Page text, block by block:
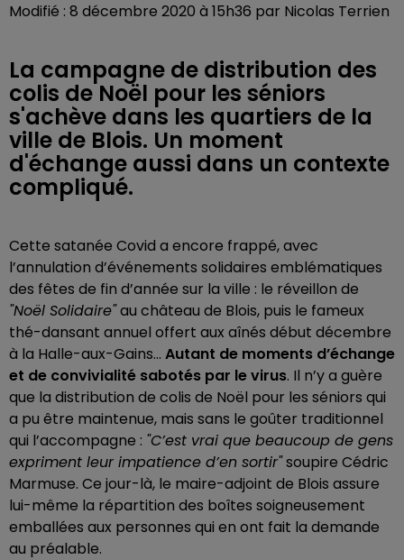
Modifié : 8 décembre 2020 à 15h36 par Nicolas Terrien
La campagne de distribution des
colis de Noël pour les séniors
s'achève dans les quartiers de la
ville de Blois. Un moment
d'échange aussi dans un contexte
compliqué.
Cette satanée Covid a encore frappé, avec
l’annulation d’événements solidaires emblématiques
des fêtes de fin d’année sur la ville : le réveillon de
"Noël Solidaire"au château de Blois, puis le fameux
thé-dansant annuel offert aux aînés début décembre
à la Halle-aux-Gains... Autant de moments d’échange
et de convivialité sabotés par le virus. Il n’y a guère
que la distribution de colis de Noël pour les séniors qui
a pu être maintenue, mais sans le goûter traditionnel
qui l’accompagne : "C’est vrai que beaucoup de gens
expriment leur impatience d’en sortir"soupire Cédric
Marmuse. Ce jour-là, le maire-adjoint de Blois assure
lui-même la répartition des boîtes soigneusement
emballées aux personnes qui en ont fait la demande
au préalable.